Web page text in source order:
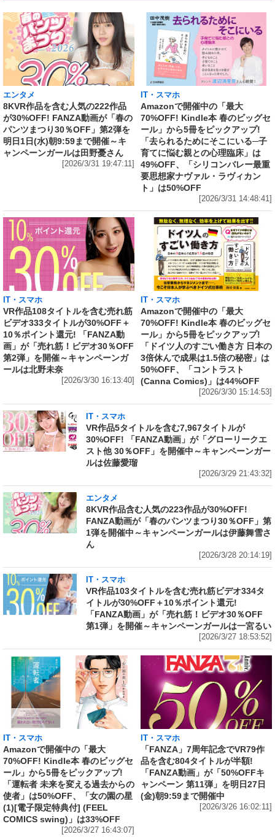
エンタメ
8KVR作品を含む人気の222作品
が30%OFF! FANZA動画が「春の
パンツまつり30％OFF」第2弾を
明日1日(水)朝9:59まで開催～キ
ャンペーンガールは田野憂さん
[2026/3/31 19:47:11]
IT・スマホ
Amazonで開催中の「最大
70%OFF! Kindle本 春のビッグセ
ール」から5冊をピックアップ!
「去られるためにそこにいる─子
育てに悩む親との心理臨床」は
49%OFF、「シリコンバレー最重
要思想家ナヴァル・ラヴィカン
ト」は50%OFF
[2026/3/31 14:48:41]
IT・スマホ
VR作品108タイトルを含む売れ筋
ビデオ333タイトルが30%OFF＋
10％ポイント還元! 「FANZA動
画」が「売れ筋！ビデオ30％OFF
第2弾」を開催～キャンペーンガ
ールは北野未奈
[2026/3/30 16:13:40]
IT・スマホ
Amazonで開催中の「最大
70%OFF! Kindle本 春のビッグセ
ール」から5冊をピックアップ!
「ドイツ人のすごい働き方 日本の
3倍休んで成果は1.5倍の秘密」は
50%OFF、「コントラスト
(Canna Comics)」は44%OFF
[2026/3/30 15:14:53]
IT・スマホ
VR作品5タイトルを含む7,967タイトルが
30%OFF! 「FANZA動画」が「グローリークエ
スト他 30％OFF」を開催中～キャンペーンガー
ルは佐藤愛瑠
[2026/3/29 21:43:32]
エンタメ
8KVR作品含む人気の223作品が30%OFF!
FANZA動画が「春のパンツまつり30％OFF」第
1弾を開催中～キャンペーンガールは伊藤舞雪さ
ん
[2026/3/28 20:14:19]
IT・スマホ
VR作品103タイトルを含む売れ筋ビデオ334タ
イトルが30%OFF＋10％ポイント還元!
「FANZA動画」が「売れ筋！ビデオ30％OFF
第1弾」を開催～キャンペーンガールは一宮るい
[2026/3/27 18:53:52]
IT・スマホ
Amazonで開催中の「最大
70%OFF! Kindle本 春のビッグセ
ール」から5冊をピックアップ!
「運転者 未来を変える過去からの
使者」は50%OFF、「女の園の星
(1)[電子限定特典付] (FEEL
COMICS swing)」は33%OFF
[2026/3/27 16:43:07]
IT・スマホ
「FANZA」7周年記念でVR79作
品を含む804タイトルが半額!
「FANZA動画」が「50%OFFキ
ャンペーン 第11弾」を明日27日
(金)朝9:59まで開催中
[2026/3/26 16:02:11]